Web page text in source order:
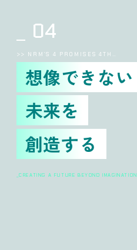
04
>> NRM’S 4 PROMISES 4TH…
想像できない
未来を
創造する
_CREATING A FUTURE BEYOND IMAGINATION